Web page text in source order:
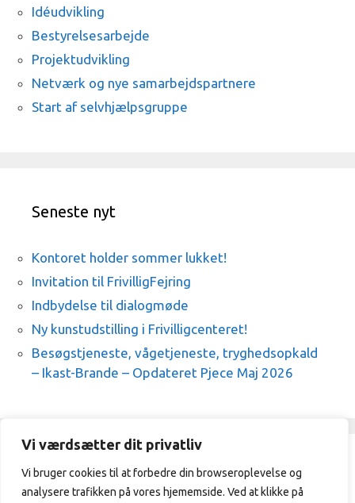
Vi værdsætter dit privatliv
Vi bruger cookies til at forbedre din browseroplevelse og
analysere trafikken på vores hjememside. Ved at klikke på
Idéudvikling
Bestyrelsesarbejde
Projektudvikling
Netværk og nye samarbejdspartnere
Start af selvhjælpsgruppe
Seneste nyt
Kontoret holder sommer lukket!
Invitation til FrivilligFejring
Indbydelse til dialogmøde
Ny kunstudstilling i Frivilligcenteret!
Besøgstjeneste, vågetjeneste, tryghedsopkald
– Ikast-Brande – Opdateret Pjece Maj 2026
Frivilligcenter Ikast-Brande / 21329409
/vibeke@frivilligcenterikast-brande.dk